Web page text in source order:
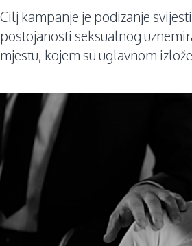
Lične priče
Saradnja sa medijima
Cilj kampanje je podizanje
postojanosti seksualnog
mjestu, kojem su uglavnom